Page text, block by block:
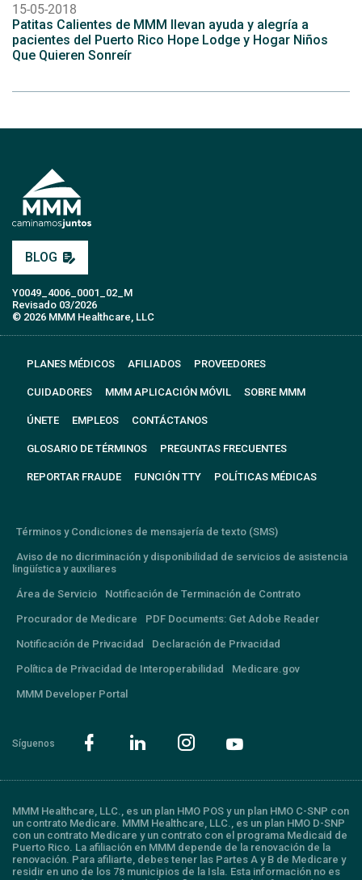
15-05-2018
Patitas Calientes de MMM llevan ayuda y alegría a
pacientes del Puerto Rico Hope Lodge y Hogar Niños
Que Quieren Sonreír
BLOG
Y0049_4006_0001_02_M
Revisado 03/2026
© 2026 MMM Healthcare, LLC
PLANES MÉDICOS AFILIADOS PROVEEDORES
CUIDADORES MMM APLICACIÓN MÓVIL SOBRE MMM
ÚNETE EMPLEOS CONTÁCTANOS
GLOSARIO DE TÉRMINOS PREGUNTAS FRECUENTES
REPORTAR FRAUDE FUNCIÓN TTY POLÍTICAS MÉDICAS
Términos y Condiciones de mensajería de texto (SMS)
Aviso de no dicriminación y disponibilidad de servicios de asistencia
lingüística y auxiliares
Área de Servicio Notificación de Terminación de Contrato
Procurador de Medicare PDF Documents: Get Adobe Reader
Notificación de Privacidad Declaración de Privacidad
Política de Privacidad de Interoperabilidad Medicare.gov
MMM Developer Portal
Síguenos
MMM Healthcare, LLC., es un plan HMO POS y un plan HMO C-SNP con
un contrato Medicare. MMM Healthcare, LLC., es un plan HMO D-SNP
con un contrato Medicare y un contrato con el programa Medicaid de
Puerto Rico. La afiliación en MMM depende de la renovación de la
renovación. Para afiliarte, debes tener las Partes A y B de Medicare y
residir en uno de los 78 municipios de la Isla. Esta información no es